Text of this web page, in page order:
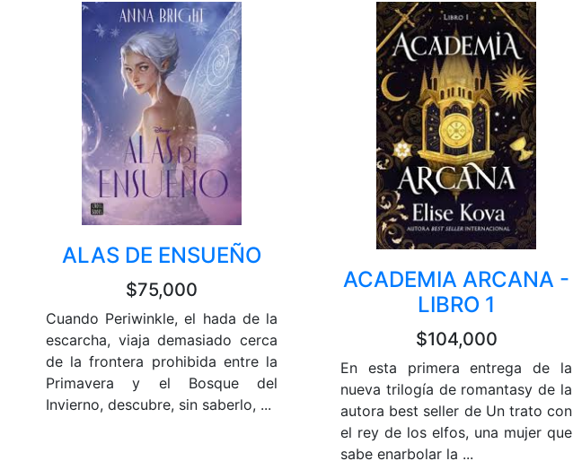
ALAS DE ENSUEÑO
$75,000
Cuando Periwinkle, el hada de la
escarcha, viaja demasiado cerca
de la frontera prohibida entre la
Primavera y el Bosque del
Invierno, descubre, sin saberlo, ...
ACADEMIA ARCANA -
LIBRO 1
$104,000
En esta primera entrega de la
nueva trilogía de romantasy de la
autora best seller de Un trato con
el rey de los elfos, una mujer que
sabe enarbolar la ...